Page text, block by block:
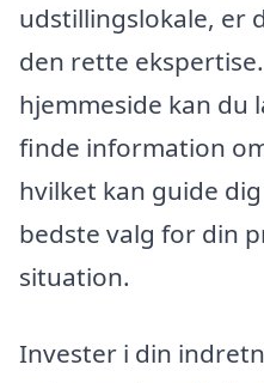
udstillingslokale, er
den rette
hjemmeside kan du
finde information
hvilket kan guide
bedste valg for din
situation.
Invester i din